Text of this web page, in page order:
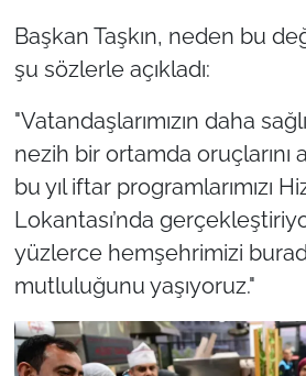
Başkan Taşkın, neden bu
şu sözlerle açıkladı:
"Vatandaşlarımızın daha
nezih bir ortamda oruçlarını
bu yıl iftar programlarımızı
Lokantası’nda
yüzlerce hemşehrimizi
mutluluğunu yaşıyoruz."